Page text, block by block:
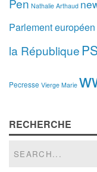
Pen Nathalie Arthaud
Parlement européen
la République PS
Pecresse Vierge Marie
RECHERCHE